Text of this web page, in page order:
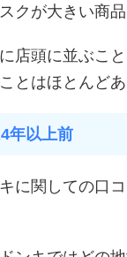
クが大きい商品
店頭に並ぶこ
とはほとんどあ
年以上前
に関しての口